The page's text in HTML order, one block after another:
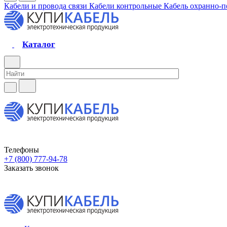
Кабели и провода связи Кабели контрольные Кабель охранно-
Каталог
Телефоны
+7 (800) 777-94-78
Заказать звонок